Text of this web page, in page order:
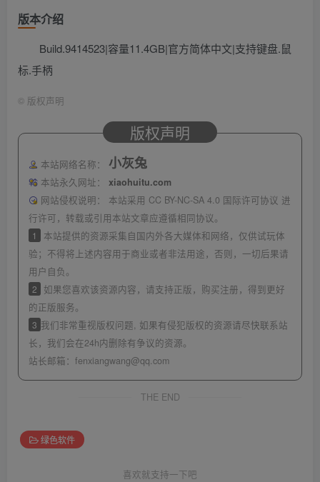
版本介绍
Build.9414523|容量11.4GB|官方简体中文|支持键盘.鼠
标.手柄
© 版权声明
版权声明
本站网络名称： 小灰兔
本站永久网址：
xiaohuitu.com
网站侵权说明：
本站采用 CC BY-NC-SA 4.0 国际许可协议 进
行许可，转载或引用本站文章应遵循相同协议。
1
本站提供的资源采集自国内外各大媒体和网络，仅供试玩体
验；不得将上述内容用于商业或者非法用途，否则，一切后果请
用户自负。
2
如果您喜欢该资源内容，请支持正版，购买注册，得到更好
的正版服务。
3 我们非常重视版权问题, 如果有侵犯版权的资源请尽快联系站
长，我们会在24h内删除有争议的资源。
站长邮箱： fenxiangwang@qq.com
THE END
绿色软件
喜欢就支持一下吧